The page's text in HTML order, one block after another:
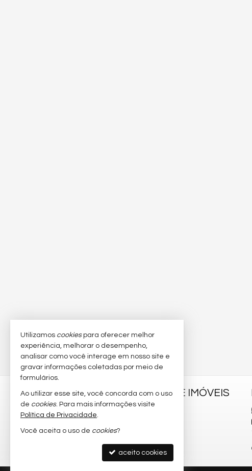
ANA RIJO CORRETORA DE IMÓVEIS
Av. Prof. Vital Barbosa, nº 268
Maceió /AL
mapa google
Utilizamos cookiespara oferecer melhor
experiência, melhorar o desempenho,
analisar como você interage em nosso site e
gravar informações coletadas por meio de
formulários.
Ao utilizar esse site, você concorda com o uso
de cookies. Para mais informações visite
Política de Privacidade.
Você aceita o uso de cookies?
aceito cookies